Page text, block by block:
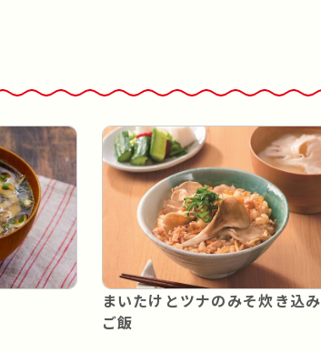
まいたけとツナのみそ炊き込み
ご飯